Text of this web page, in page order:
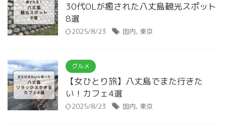
30代OLが癒された八丈島観光スポット
8選
2025/8/23 国内, 東京
グルメ
【女ひとり旅】八丈島でまた行きた
い！カフェ4選
2025/8/23 国内, 東京